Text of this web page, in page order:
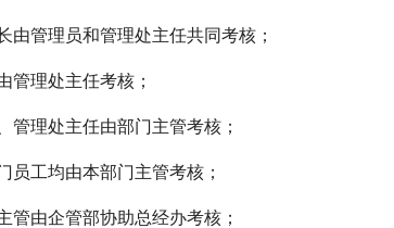
由管理员和管理处主任共同考核；
管理处主任考核；
管理处主任由部门主管考核；
员工均由本部门主管考核；
管由企管部协助总经办考核；